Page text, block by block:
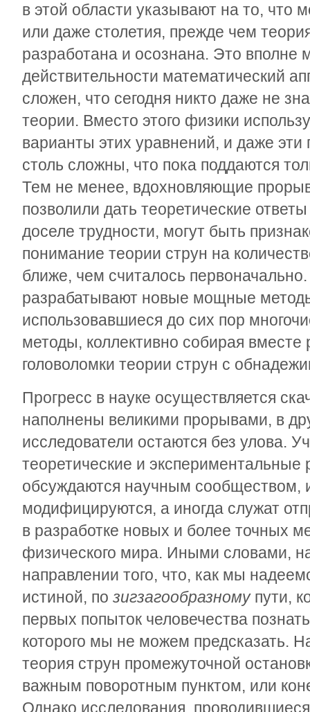
в этой области указывают на то, что
или даже столетия, прежде чем
разработана и осознана. Это вполне
действительности математический
сложен, что сегодня никто даже не
теории. Вместо этого физики
варианты этих уравнений, и даже
столь сложны, что пока поддаются
Тем не менее, вдохновляющие
позволили дать теоретические
доселе трудности, могут быть
понимание теории струн на
ближе, чем считалось
разрабатывают новые мощные
использовавшиеся до сих пор
методы, коллективно собирая
головоломки теории струн с
Прогресс в науке осуществляется
наполнены великими прорывами, в
исследователи остаются без улова.
теоретические и экспериментальные
обсуждаются научным сообществом,
модифицируются, а иногда служат
в разработке новых и более точных
физического мира. Иными словами,
направлении того, что, как мы
истиной, по зигзагообразному пути,
первых попыток человечества
которого мы не можем предсказать.
теория струн промежуточной
важным поворотным пунктом, или
Однако исследования,